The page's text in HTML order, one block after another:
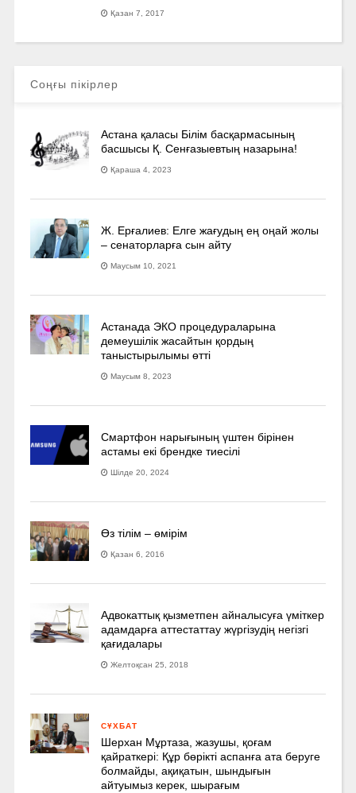
Қазан 7, 2017
Соңғы пікірлер
Астана қаласы Білім басқармасының
басшысы Қ. Сенғазыевтың назарына!
Қараша 4, 2023
Ж. Ерғалиев: Елге жағудың ең оңай жолы
– сенаторларға сын айту
Маусым 10, 2021
Астанада ЭКО процедураларына
демеушілік жасайтын қордың
таныстырылымы өтті
Маусым 8, 2023
Смартфон нарығының үштен бірінен
астамы екі брендке тиесілі
Шілде 20, 2024
Өз тілім – өмірім
Қазан 6, 2016
Адвокаттық қызметпен айналысуға үмiткер
адамдарға аттестаттау жүргізудің негізгі
қағидалары
Желтоқсан 25, 2018
СҰХБАТ
Шерхан Мұртаза, жазушы, қоғам
қайраткері: Құр бөрікті аспанға ата беруге
болмайды, ақиқатын, шындығын
айтуымыз керек, шырағым